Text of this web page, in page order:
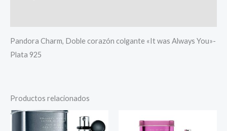
Pandora Charm, Doble corazón colgante «It was Always You»-
Plata 925
Productos relacionados